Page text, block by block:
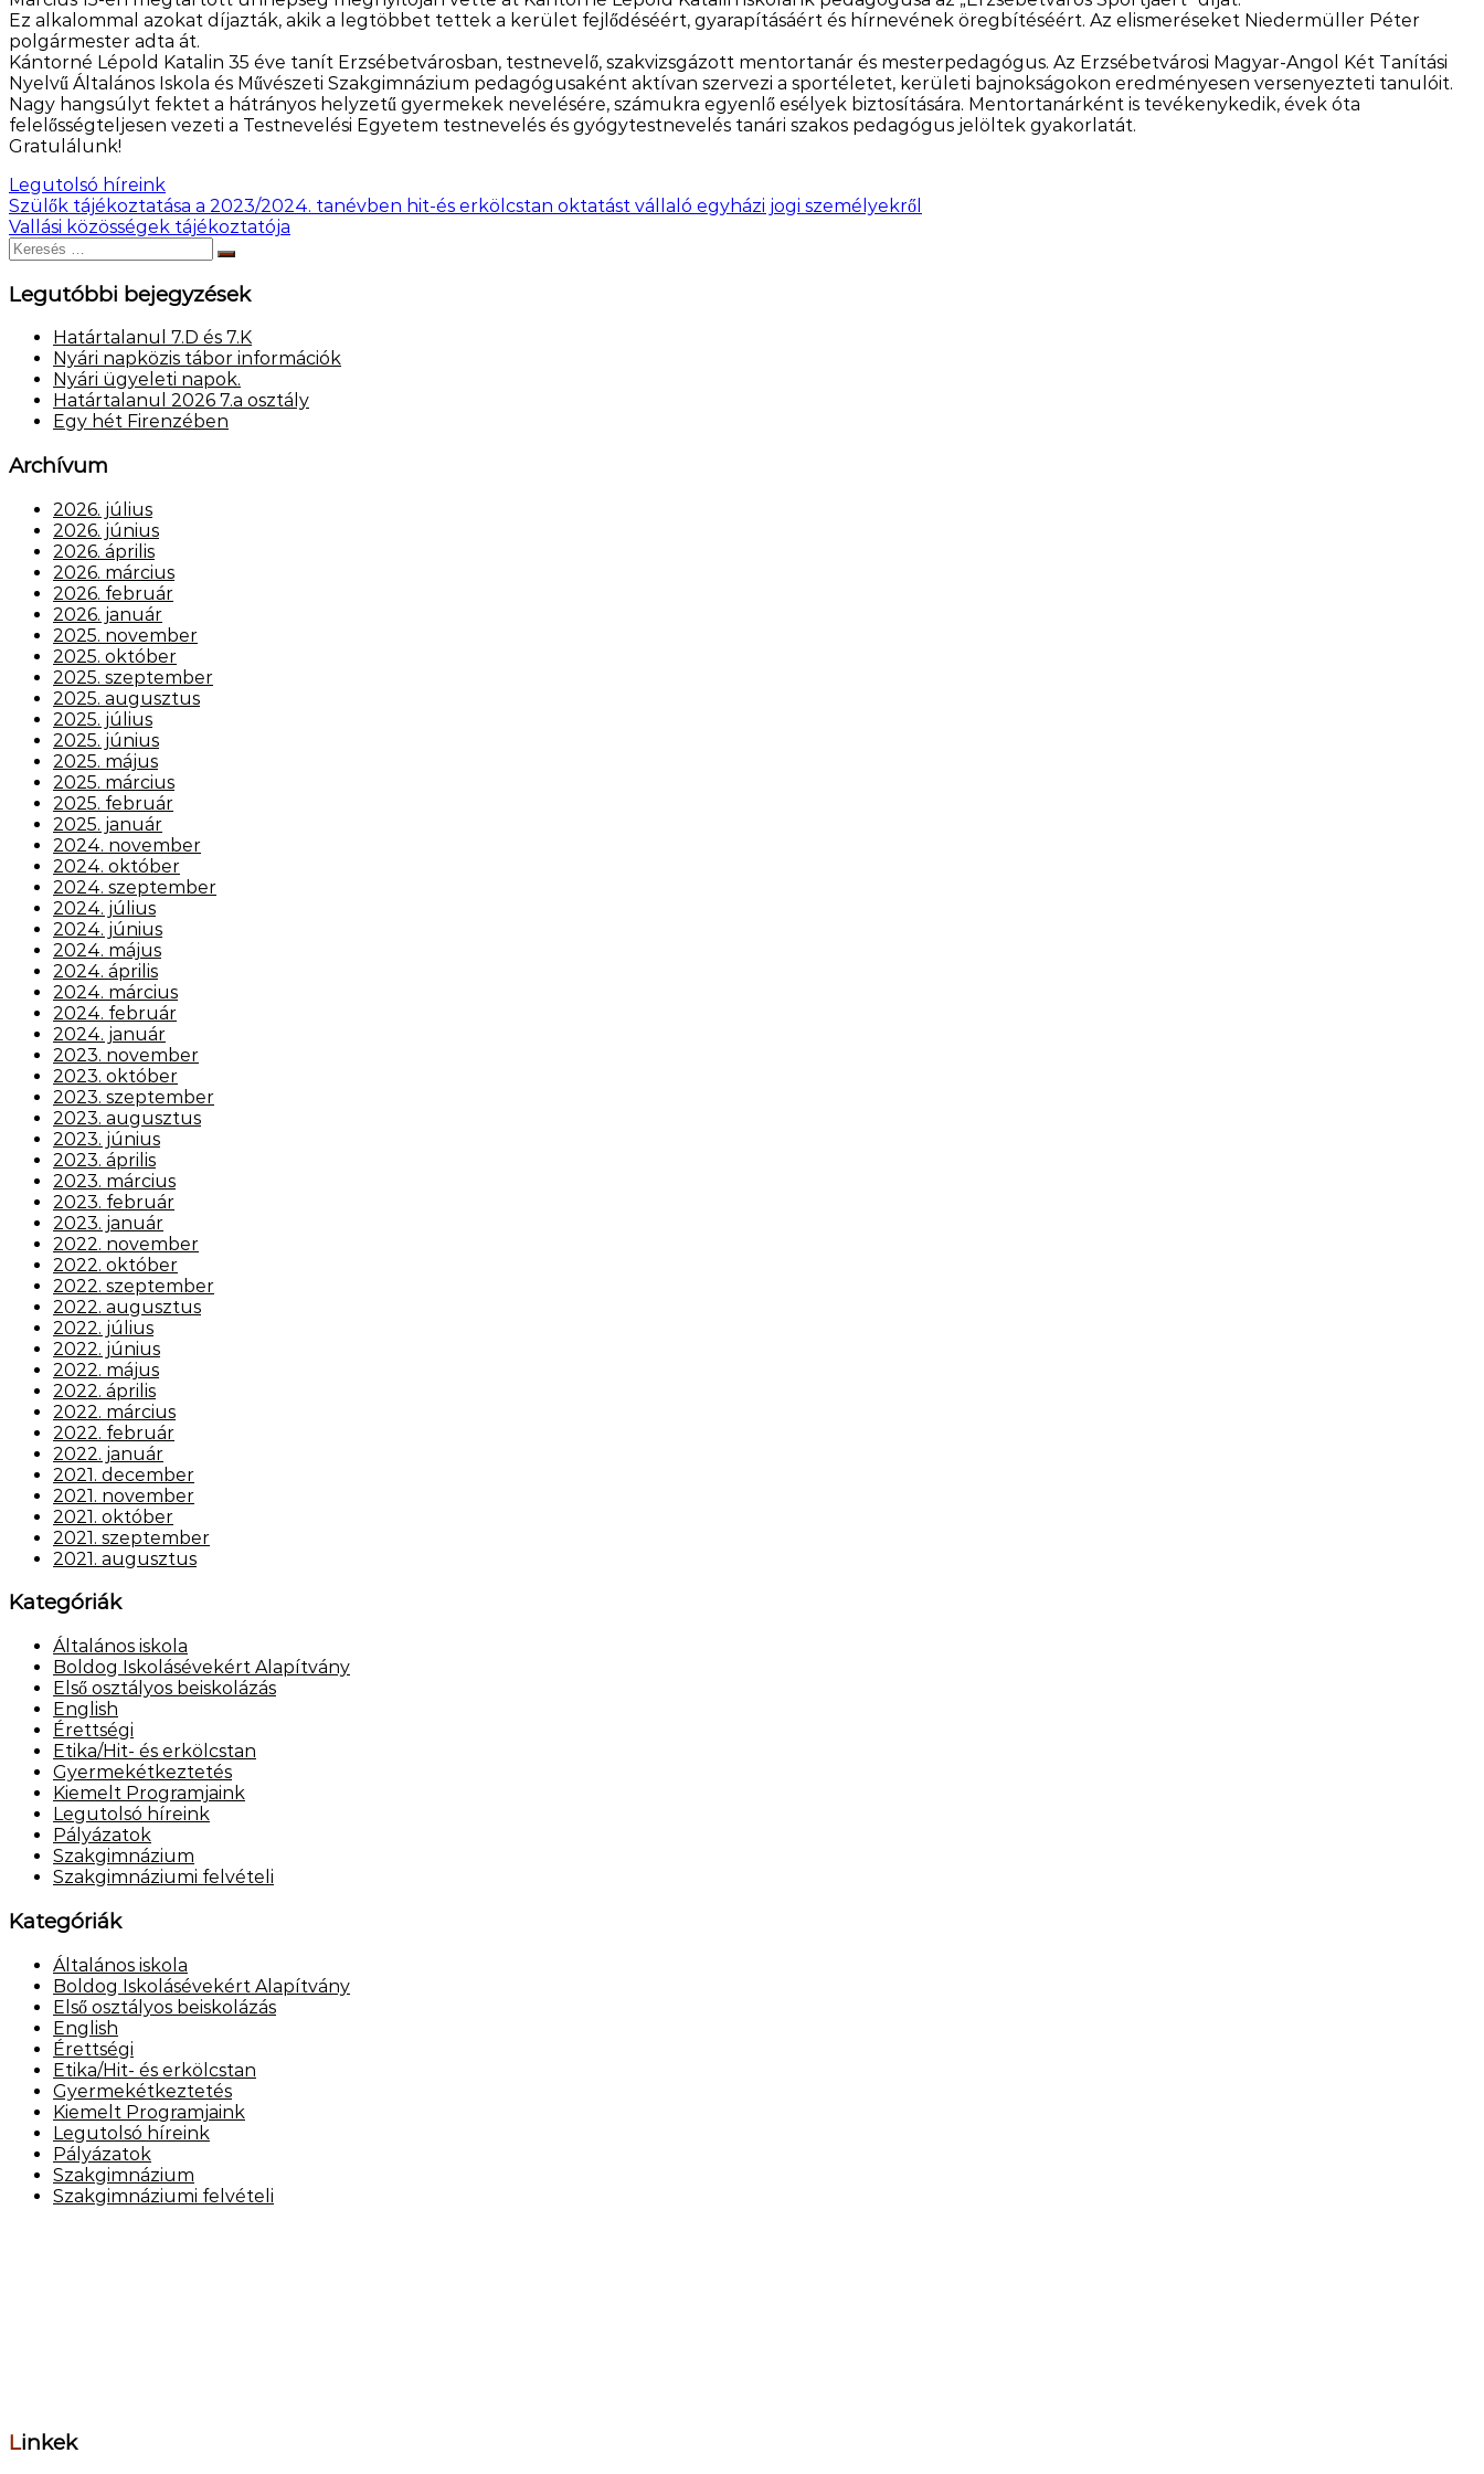
Ez alkalommal azokat díjazták, akik a legtöbbet tettek a kerület fejlődéséért, gyarapításáért és hírnevének öregbítéséért. Az elismeréseket Niedermüller Péter
polgármester adta át.
Kántorné Lépold Katalin 35 éve tanít Erzsébetvárosban, testnevelő, szakvizsgázott mentortanár és mesterpedagógus. Az Erzsébetvárosi Magyar-Angol Két Tanítási
Nyelvű Általános Iskola és Művészeti Szakgimnázium pedagógusaként aktívan szervezi a sportéletet, kerületi bajnokságokon eredményesen versenyezteti tanulóit.
Nagy hangsúlyt fektet a hátrányos helyzetű gyermekek nevelésére, számukra egyenlő esélyek biztosítására. Mentortanárként is tevékenykedik, évek óta
felelősségteljesen vezeti a Testnevelési Egyetem testnevelés és gyógytestnevelés tanári szakos pedagógus jelöltek gyakorlatát.
Gratulálunk!
Legutolsó híreink
Bejegyzés
navigáció
Szülők tájékoztatása a 2023/2024. tanévben hit-és erkölcstan oktatást vállaló egyházi jogi személyekről
Vallási közösségek tájékoztatója
Keresés:
Keresés
Legutóbbi bejegyzések
Határtalanul 7.D és 7.K
Nyári napközis tábor információk
Nyári ügyeleti napok.
Határtalanul 2026 7.a osztály
Egy hét Firenzében
Archívum
2026. július
2026. június
2026. április
2026. március
2026. február
2026. január
2025. november
2025. október
2025. szeptember
2025. augusztus
2025. július
2025. június
2025. május
2025. március
2025. február
2025. január
2024. november
2024. október
2024. szeptember
2024. július
2024. június
2024. május
2024. április
2024. március
2024. február
2024. január
2023. november
2023. október
2023. szeptember
2023. augusztus
2023. június
2023. április
2023. március
2023. február
2023. január
2022. november
2022. október
2022. szeptember
2022. augusztus
2022. július
2022. június
2022. május
2022. április
2022. március
2022. február
2022. január
2021. december
2021. november
2021. október
2021. szeptember
2021. augusztus
Kategóriák
Általános iskola
Boldog Iskolásévekért Alapítvány
Első osztályos beiskolázás
English
Érettségi
Etika/Hit- és erkölcstan
Gyermekétkeztetés
Kiemelt Programjaink
Legutolsó híreink
Pályázatok
Szakgimnázium
Szakgimnáziumi felvételi
Kategóriák
Általános iskola
Boldog Iskolásévekért Alapítvány
Első osztályos beiskolázás
English
Érettségi
Etika/Hit- és erkölcstan
Gyermekétkeztetés
Kiemelt Programjaink
Legutolsó híreink
Pályázatok
Szakgimnázium
Szakgimnáziumi felvételi
Linkek